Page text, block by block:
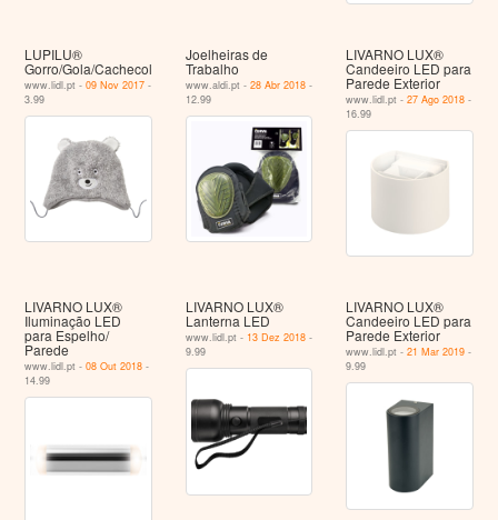
LUPILU®
Gorro/Gola/Cachecol
www.lidl.pt -09 Nov 2017 -
3.99
Joelheiras de
Trabalho
www.aldi.pt - 28 Abr 2018-
12.99
LIVARNO LUX®
Candeeiro LED para
Parede Exterior
www.lidl.pt -27 Ago 2018 -
16.99
LIVARNO LUX®
Iluminação LED
para Espelho/
Parede
www.lidl.pt -08 Out 2018 -
14.99
LIVARNO LUX®
Lanterna LED
www.lidl.pt - 13 Dez 2018-
9.99
LIVARNO LUX®
Candeeiro LED para
Parede Exterior
www.lidl.pt -21 Mar 2019 -
9.99